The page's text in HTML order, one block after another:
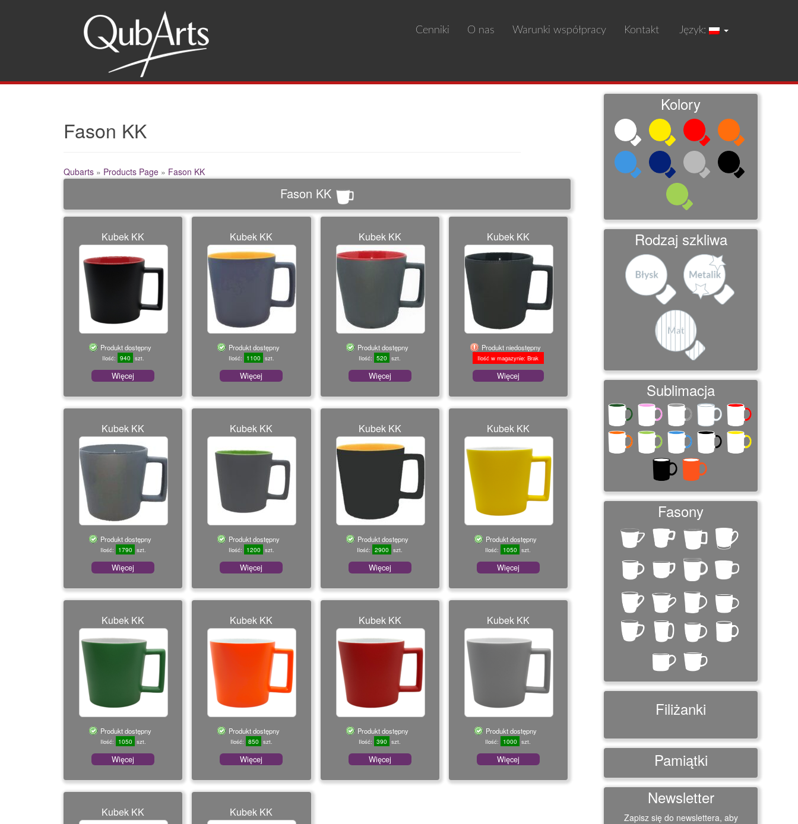
Cenniki O nas Warunki współpracy Kontakt Język:
Fason KK
Qubarts » Products Page » Fason KK
Fason KK
Kubek KK
Produkt dostępny
Ilość: 940 szt.
Więcej
Kubek KK
Produkt dostępny
Ilość: 1100 szt.
Więcej
Kubek KK
Produkt dostępny
Ilość: 520 szt.
Więcej
Kubek KK
Produkt niedostępny
Ilość w magazynie: Brak
Więcej
Kubek KK
Produkt dostępny
Ilość: 1790 szt.
Więcej
Kubek KK
Produkt dostępny
Ilość: 1200 szt.
Więcej
Kubek KK
Produkt dostępny
Ilość: 2900 szt.
Więcej
Kubek KK
Produkt dostępny
Ilość: 1050 szt.
Więcej
Kubek KK
Produkt dostępny
Ilość: 1050 szt.
Więcej
Kubek KK
Produkt dostępny
Ilość: 850 szt.
Więcej
Kubek KK
Produkt dostępny
Ilość: 390 szt.
Więcej
Kubek KK
Produkt dostępny
Ilość: 1000 szt.
Więcej
Kubek KK Kubek KK
Kolory
Rodzaj szkliwa
Sublimacja
Fasony
Filiżanki
Pamiątki
Newsletter
Zapisz się do newslettera, aby